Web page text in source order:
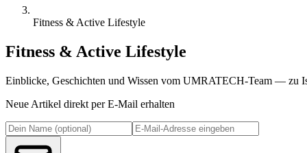
Fitness & Active Lifestyle
Fitness & Active Lifestyle
Einblicke, Geschichten und Wissen vom UMRATECH-Team — zu
Neue Artikel direkt per E-Mail erhalten